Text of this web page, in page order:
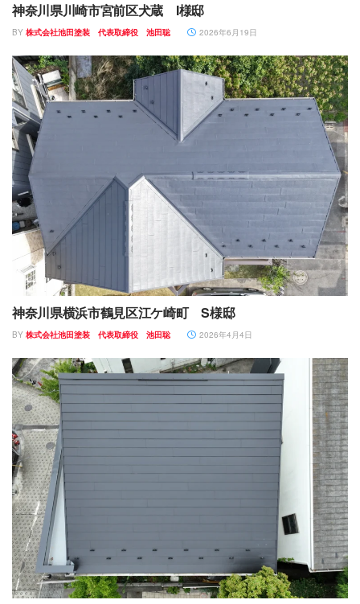
神奈川県川崎市宮前区犬蔵 I様邸
BY 株式会社池田塗装 代表取締役 池田聡 2026年6月19日
神奈川県横浜市鶴見区江ケ崎町 S様邸
BY 株式会社池田塗装 代表取締役 池田聡 2026年4月4日